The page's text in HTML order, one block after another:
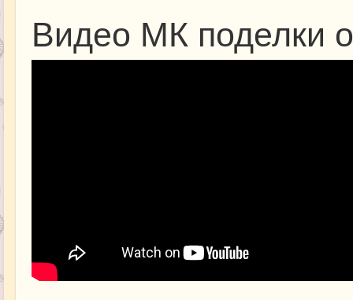
Видео МК поделки